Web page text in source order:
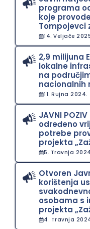
programa
koje
Tompojevci
14. Veljače
2,9 milijuna
lokalne
na
nacionalnih
11. Rujna 2024.
JAVNI
određeno
potrebe
projekta
5. Travnja
Otvoren
korištenja
osobama s
projekta
4. Travnja